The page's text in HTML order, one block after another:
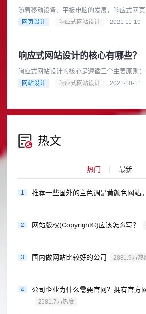
随着移动设备、平板电脑的发展，响应式网
增加，提高了网站的效率和灵活性。甚至互联
网页设计 响应式网站设计 2021-11-19
响应式网站设计的核心有哪些？
响应式网站设计的核心是遵循三个主要原则
媒体和媒体查询。在某些情况下，当设备无法
网站设计 响应式网站设计 2021-10-11
热文
热门 最新
1 推荐一些国外的主色调是黄颜色网站。
2 网站版权(Copyright©)应该怎么写？
3 国内做网站比较好的公司 2881.9万热
4 公司企业为什么需要官网？拥有官方
2581.7万热度